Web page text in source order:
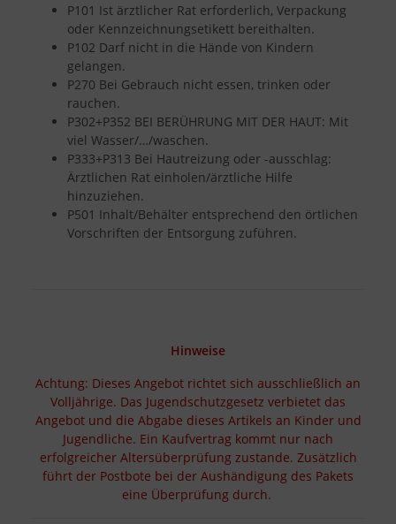
P101 Ist ärztlicher Rat erforderlich, Verpackung
oder Kennzeichnungsetikett bereithalten.
P102 Darf nicht in die Hände von Kindern
gelangen.
P270 Bei Gebrauch nicht essen, trinken oder
rauchen.
P302+P352 BEI BERÜHRUNG MIT DER HAUT: Mit
viel Wasser/…/waschen.
P333+P313 Bei Hautreizung oder -ausschlag:
Ärztlichen Rat einholen/ärztliche Hilfe
hinzuziehen.
P501 Inhalt/Behälter entsprechend den örtlichen
Vorschriften der Entsorgung zuführen.
Hinweise
Achtung: Dieses Angebot richtet sich ausschließlich an
Volljährige. Das Jugendschutzgesetz verbietet das
Angebot und die Abgabe dieses Artikels an Kinder und
Jugendliche. Ein Kaufvertrag kommt nur nach
erfolgreicher Altersüberprüfung zustande. Zusätzlich
führt der Postbote bei der Aushändigung des Pakets
eine Überprüfung durch.